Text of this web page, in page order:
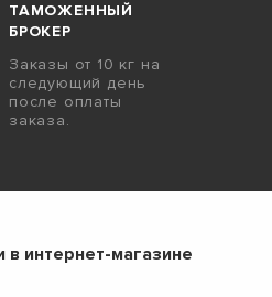
ТАМОЖЕННЫЙ
БРОКЕР
Заказы от 10 кг на
следующий день
после оплаты
заказа.
в интернет-магазине